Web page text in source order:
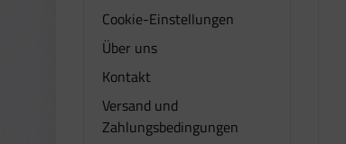
Cookie-Einstellungen
Über uns
Kontakt
Versand und
Zahlungsbedingungen